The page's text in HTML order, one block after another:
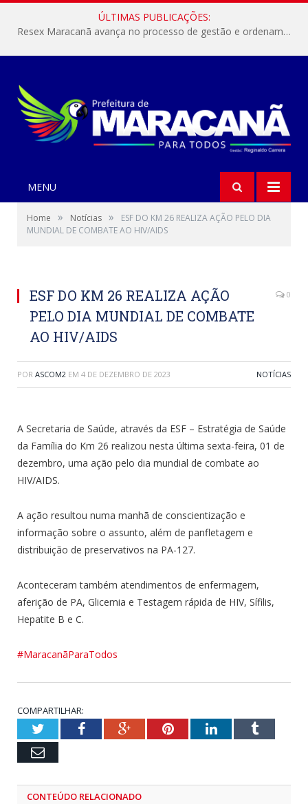
ÚLTIMAS PUBLICAÇÕES:
Resex Maracanã avança no processo de gestão e ordenamento do turismo em nossas áreas protegidas.
MENU
Home » Notícias »
ESF DO KM 26 REALIZA AÇÃO PELO DIA
MUNDIAL DE COMBATE AO HIV/AIDS
ESF DO KM 26 REALIZA AÇÃO
PELO DIA MUNDIAL DE COMBATE
AO HIV/AIDS
0
POR ASCOM2 EM 4 DE DEZEMBRO DE 2023 NOTÍCIAS
A Secretaria de Saúde, através da ESF – Estratégia de Saúde
da Família do Km 26 realizou nesta última sexta-feira, 01 de
dezembro, uma ação pelo dia mundial de combate ao
HIV/AIDS.
A ação resultou numa manhã de conscientização e
informação sobre o assunto, além de panfletagem e
distribuição de preservativos na PA-127.
Aconteceram também atendimentos de enfermagem,
aferição de PA, Glicemia e Testagem rápida de HIV, Sífilis,
Hepatite B e C.
#MaracanãParaTodos
COMPARTILHAR:
TwitterFacebookGoogle+PinterestLinkedInTumblr
Email
CONTEÚDO RELACIONADO